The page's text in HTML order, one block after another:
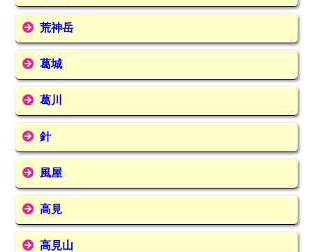
荒神岳
葛城
葛川
針
風屋
高見
高見山